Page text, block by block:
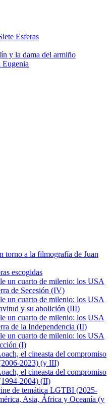
Esferas
y la dama del armiño
torno a la filmografía de Juan
escogidas
un cuarto de milenio: los USA
de Secesión (IV)
un cuarto de milenio: los USA
y su abolición (III)
un cuarto de milenio: los USA
de la Independencia (II)
un cuarto de milenio: los USA
(I)
el cineasta del compromiso
2023) (y III)
el cineasta del compromiso
2004) (II)
de temática LGTBI (2025-
Asia, África y Oceanía (y